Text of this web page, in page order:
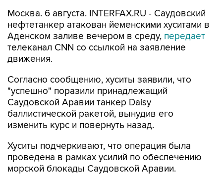
Москва. 6 августа. INTERFAX.RU - Саудовский
нефтетанкер атакован йеменскими хуситами в
Аденском заливе вечером в среду, передает
телеканал CNN со ссылкой на заявление
движения.
Согласно сообщению, хуситы заявили, что
"успешно" поразили принадлежащий
Саудовской Аравии танкер Daisy
баллистической ракетой, вынудив его
изменить курс и повернуть назад.
Хуситы подчеркивают, что операция была
проведена в рамках усилий по обеспечению
морской блокады Саудовской Аравии.